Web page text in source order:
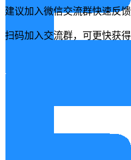
建议加入微信交流群快速反馈
扫码加入交流群，可更快获